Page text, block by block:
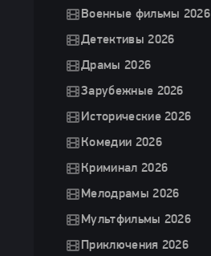
Военные фильмы 2026
Детективы 2026
Драмы 2026
Зарубежные 2026
Исторические 2026
Комедии 2026
Криминал 2026
Мелодрамы 2026
Мультфильмы 2026
Приключения 2026